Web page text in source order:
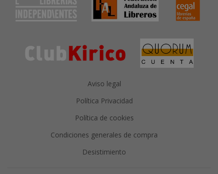
Aviso legal
Política Privacidad
Política de cookies
Condiciones generales de compra
Desistimiento